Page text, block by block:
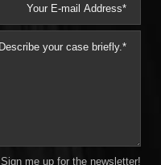
Sign me up for the newsletter!